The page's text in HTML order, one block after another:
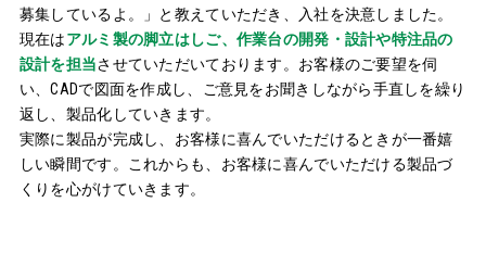
募集しているよ。」と教えていただき、入社を決意しました。
現在はアルミ製の脚立はしご、作業台の開発・設計や特注品の
設計を担当させていただいております。お客様のご要望を伺
い、CADで図面を作成し、ご意見をお聞きしながら手直しを繰り
返し、製品化していきます。
実際に製品が完成し、お客様に喜んでいただけるときが一番嬉
しい瞬間です。これからも、お客様に喜んでいただける製品づ
くりを心がけていきます。